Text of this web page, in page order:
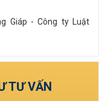
Giáp - Công ty Luật
Xem tất cả
TƯ VẤN